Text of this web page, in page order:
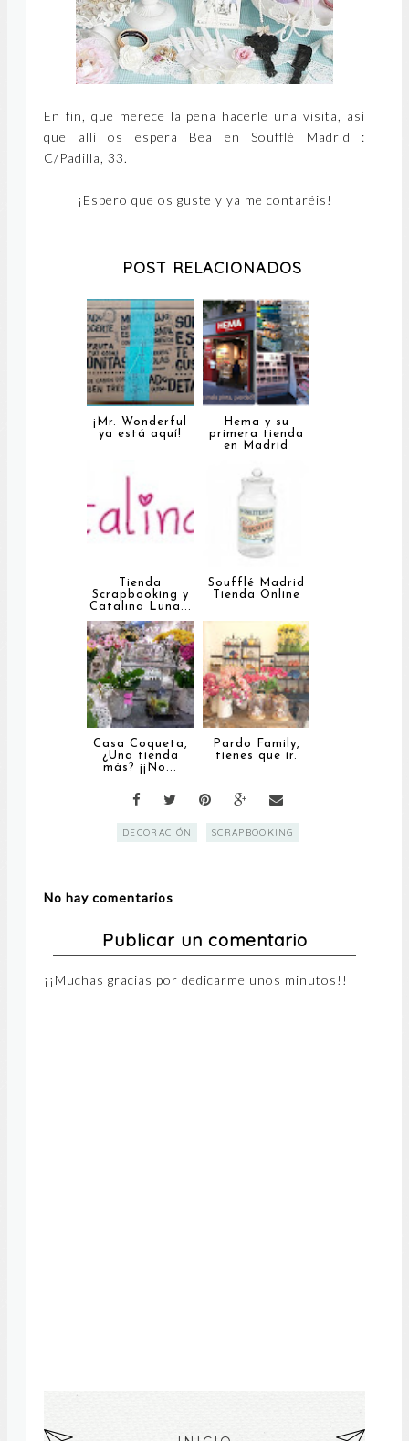
En fin, que merece la pena hacerle una visita, así
que allí os espera Bea en Soufflé Madrid :
C/Padilla, 33.
¡Espero que os guste y ya me contaréis!
POST RELACIONADOS
¡Mr. Wonderful
ya está aquí!
Hema y su
primera tienda
en Madrid
Tienda
Scrapbooking y
Catalina Luna...
Soufflé Madrid
Tienda Online
Casa Coqueta,
¿Una tienda
más? ¡¡No...
Pardo Family,
tienes que ir.
DECORACIÓN SCRAPBOOKING
No hay comentarios
Publicar un comentario
¡¡Muchas gracias por dedicarme unos minutos!!